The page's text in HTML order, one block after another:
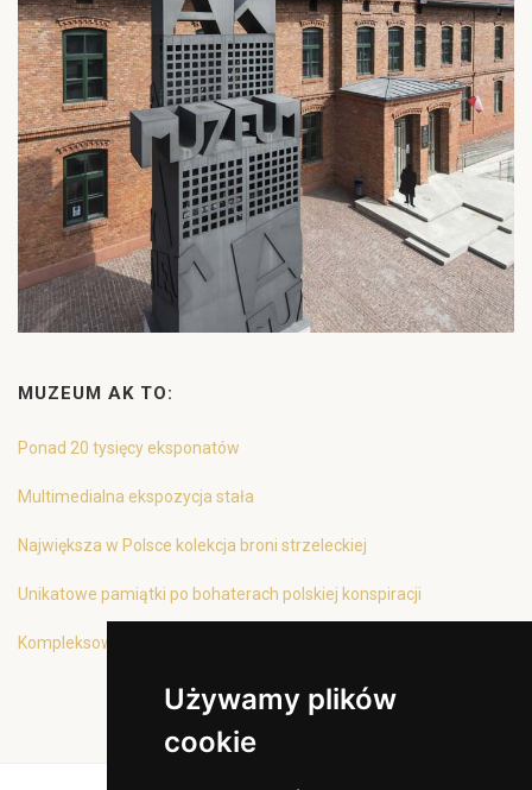
Używamy plików
cookie
MUZEUM AK TO:
Ponad 20 tysięcy eksponatów
Multimedialna ekspozycja stała
Największa w Polsce kolekcja broni strzeleckiej
Unikatowe pamiątki po bohaterach polskiej konspiracji
Kompleksowa oferta edukacyjna